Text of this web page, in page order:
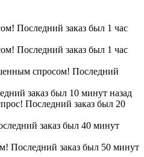
Последний заказ был 1 час
Последний заказ был 1 час
спросом! Последний
заказ был 10 минут назад
Последний заказ был 20
заказ был 40 минут
Последний заказ был 50 минут